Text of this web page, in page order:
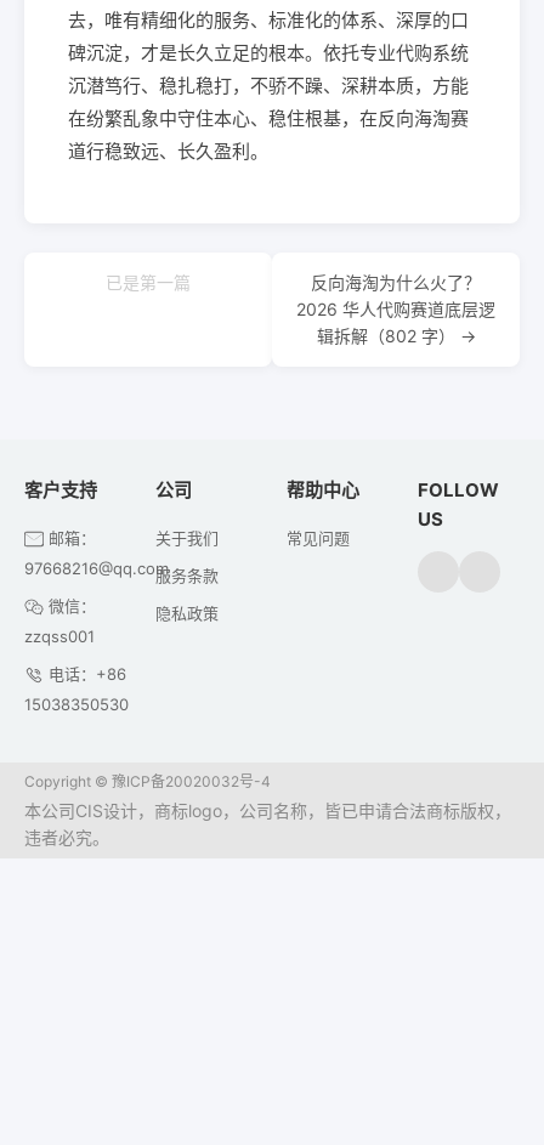
去，唯有精细化的服务、标准化的体系、深厚的口
碑沉淀，才是长久立足的根本。依托专业代购系统
沉潜笃行、稳扎稳打，不骄不躁、深耕本质，方能
在纷繁乱象中守住本心、稳住根基，在反向海淘赛
道行稳致远、长久盈利。
已是第一篇
反向海淘为什么火了？
2026 华人代购赛道底层逻
辑拆解（802 字） →
客户支持
邮箱：
97668216@qq.com
微信：
zzqss001
电话：+86
15038350530
公司
关于我们
服务条款
隐私政策
帮助中心
常见问题
FOLLOW
US
Copyright © 豫ICP备20020032号-4
本公司CIS设计，商标logo，公司名称，皆已申请合法商标版权，
违者必究。